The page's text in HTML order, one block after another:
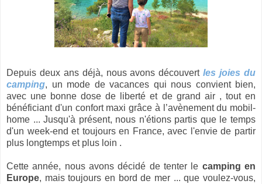
Depuis deux ans déjà, nous avons découvertles joies du
camping, un mode de vacances qui nous convient bien,
avec une bonne dose de liberté et de grand air , tout en
bénéficiant d'un confort maxi grâce à l’avènement du mobil-
home ... Jusqu'à présent, nous n'étions partis que le temps
d'un week-end et toujours en France, avec l'envie de partir
plus longtemps et plus loin .
Cette année, nous avons décidé de tenter le camping en
Europe, mais toujours en bord de mer ... que voulez-vous,